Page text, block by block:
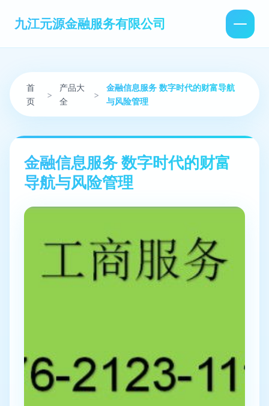
九江元源金融服务有限公司
首
页
>
产品大
全
>
金融信息服务 数字时代的财富导航
与风险管理
金融信息服务 数字时代的财富
导航与风险管理